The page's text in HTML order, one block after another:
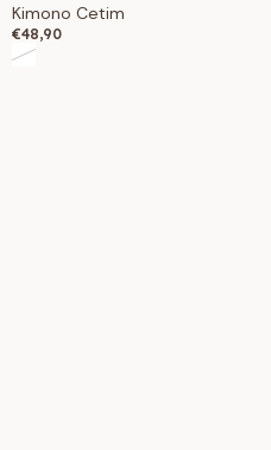
Esgotado
Kimono Cetim
€48,90